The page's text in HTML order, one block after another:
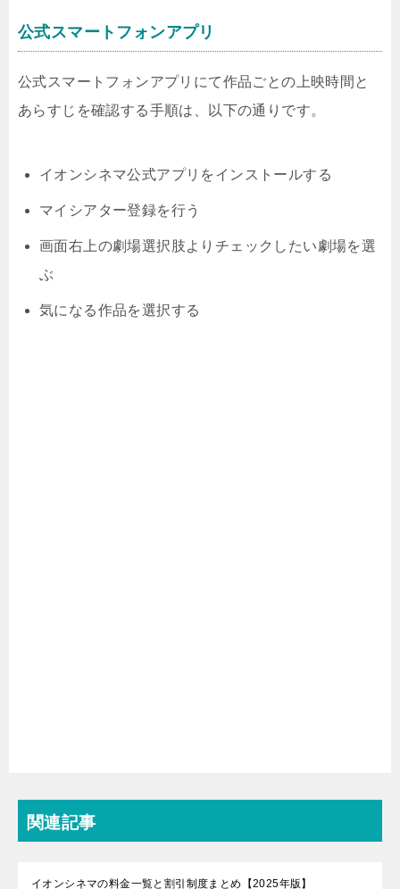
公式スマートフォンアプリ
公式スマートフォンアプリにて作品ごとの上映時間と
あらすじを確認する手順は、以下の通りです。
イオンシネマ公式アプリをインストールする
マイシアター登録を行う
画面右上の劇場選択肢よりチェックしたい劇場を選
ぶ
気になる作品を選択する
関連記事
イオンシネマの料金一覧と割引制度まとめ【2025年版】